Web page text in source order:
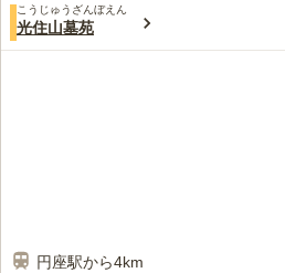
こうじゅうざんぼえん
光住山墓苑
円座駅から4km